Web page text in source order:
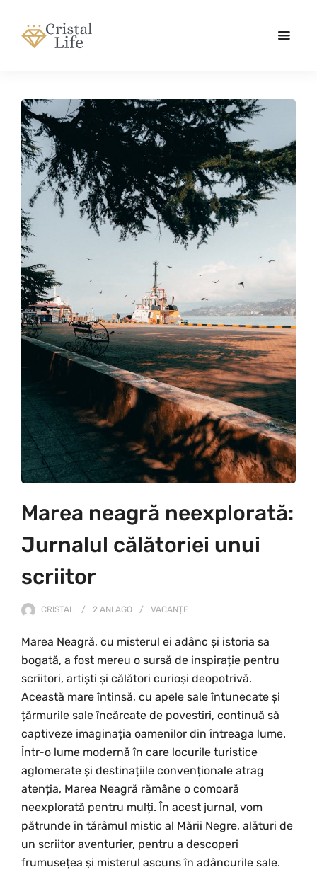
Marea neagră neexplorată:
Jurnalul călătoriei unui
scriitor
CRISTAL 2 ANI AGO VACANȚE
Marea Neagră, cu misterul ei adânc și istoria sa
bogată, a fost mereu o sursă de inspirație pentru
scriitori, artiști și călători curioși deopotrivă.
Această mare întinsă, cu apele sale întunecate și
țărmurile sale încărcate de povestiri, continuă să
captiveze imaginația oamenilor din întreaga lume.
Într-o lume modernă în care locurile turistice
aglomerate și destinațiile convenționale atrag
atenția, Marea Neagră rămâne o comoară
neexplorată pentru mulți. În acest jurnal, vom
pătrunde în tărâmul mistic al Mării Negre, alături de
un scriitor aventurier, pentru a descoperi
frumusețea și misterul ascuns în adâncurile sale.